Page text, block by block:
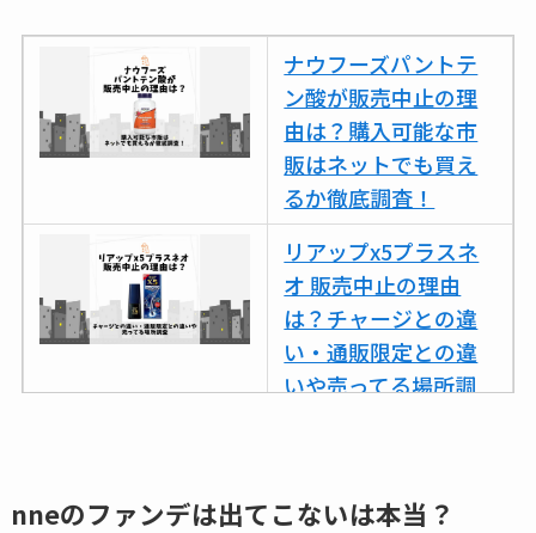
復刻はある？ウルト
ラカパーは品切れ？
売ってる場所調査
キーピング販売終了
理由はなぜ？売って
ない？売ってる場所
は？代わりの代用品
も調査
クランベリージュー
スはコンビニで売っ
ナウフーズパントテ
ン酸が販売中止の理
由は？購入可能な市
販はネットでも買え
るか徹底調査！
リアップx5プラスネ
オ 販売中止の理由
は？チャージとの違
い・通販限定との違
いや売ってる場所調
め替えはどこで売っ
nneのファンデは出てこないは本当？